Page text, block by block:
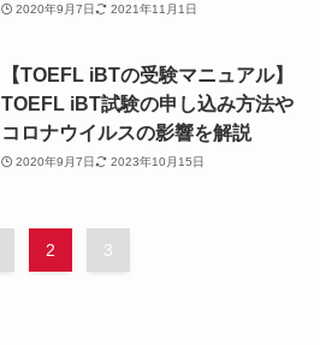
2020年9月7日 2021年11月1日
【TOEFL iBTの受験マニュアル】
TOEFL iBT試験の申し込み方法や
コロナウイルスの影響を解説
2020年9月7日 2023年10月15日
2 3